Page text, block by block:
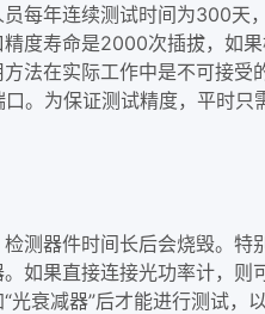
每年连续测试时间为300
度寿命是2000次插拔，如
法在实际工作中是不可接
。为保证测试精度，平时只
测器件时间长后会烧毁。
如果直接连接光功率计，
衰减器”后才能进行测试